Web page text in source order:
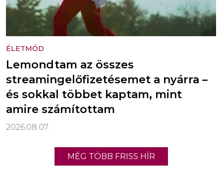
ÉLETMÓD
Lemondtam az összes
streamingelőfizetésemet a nyárra –
és sokkal többet kaptam, mint
amire számítottam
2026.08.07.
MÉG TÖBB FRISS HÍR